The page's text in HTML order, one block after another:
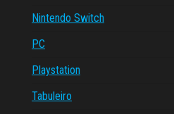
Nintendo Switch
PC
Playstation
Tabuleiro